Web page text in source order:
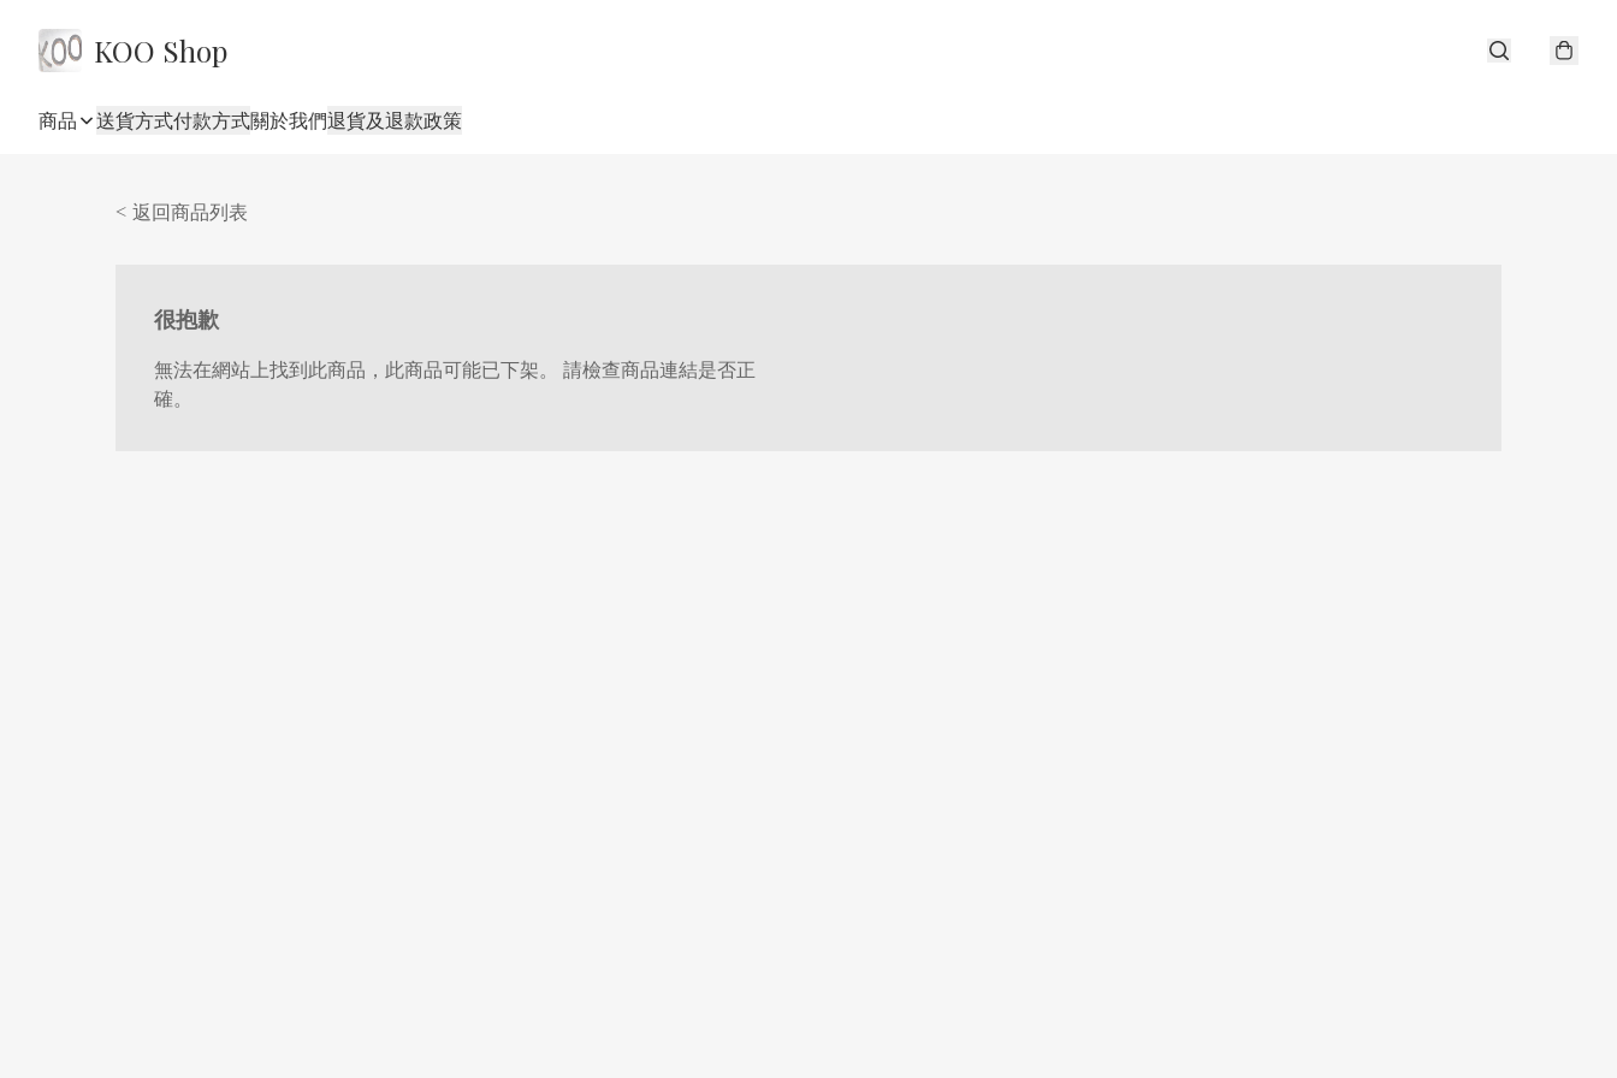
KOO Shop
商品 送貨方式付款方式關於我們退貨及退款政策
< 返回商品列表
很抱歉
無法在網站上找到此商品，此商品可能已下架。 請檢查商品連結是否正
確。